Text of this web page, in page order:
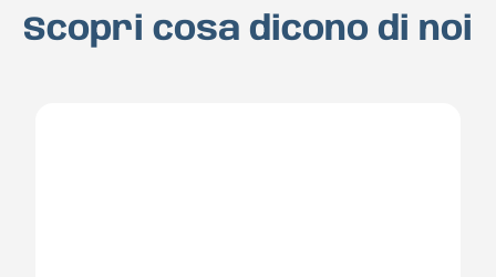
Scopri cosa dicono di noi